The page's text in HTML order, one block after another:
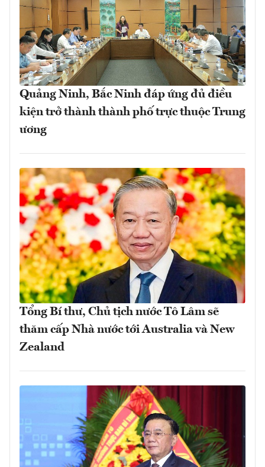
Quảng Ninh, Bắc Ninh đáp ứng đủ điều
kiện trở thành thành phố trực thuộc Trung
ương
Tổng Bí thư, Chủ tịch nước Tô Lâm sẽ
thăm cấp Nhà nước tới Australia và New
Zealand